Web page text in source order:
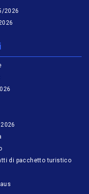
2026
di pacchetto turistico